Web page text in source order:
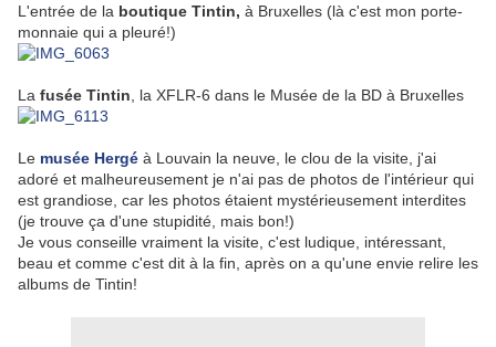
L'entrée de la boutique Tintin, à Bruxelles (là c'est mon porte-
monnaie qui a pleuré!)
La fusée Tintin , la XFLR-6 dans le Musée de la BD à Bruxelles
Le musée Hergé à Louvain la neuve, le clou de la visite, j'ai
adoré et malheureusement je n'ai pas de photos de l'intérieur qui
est grandiose, car les photos étaient mystérieusement interdites
(je trouve ça d'une stupidité, mais bon!)
Je vous conseille vraiment la visite, c'est ludique, intéressant,
beau et comme c'est dit à la fin, après on a qu'une envie relire les
albums de Tintin!